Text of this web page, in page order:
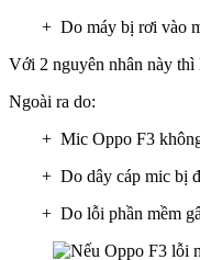
+ Do máy bị rơi vào
Với 2 nguyên nhân này thì
Ngoài ra do:
+ Mic Oppo F3
+ Do dây cáp mic bị
+ Do lỗi phần mềm